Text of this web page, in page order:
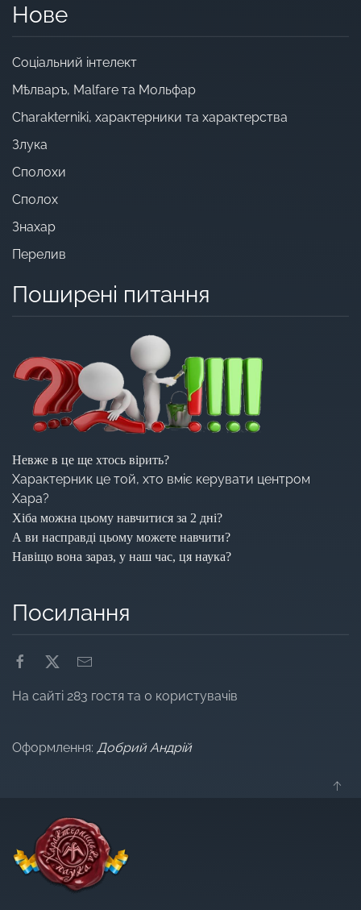
Нове
Cоціальний інтелект
Мѣлваръ, Malfare та Мольфар
Charakterniki, характерники та характерства
Злука
Сполохи
Сполох
Знахар
Перелив
Поширені питання
Невже в це ще хтось вірить?
Характерник це той, хто вміє керувати центром
Хара?
Хіба можна цьому навчитися за 2 дні?
А ви насправді цьому можете навчити?
Навіщо вона зараз, у наш час, ця наука?
Посилання
На сайті 283 гостя та 0 користувачів
Оформлення: Добрий Андрій